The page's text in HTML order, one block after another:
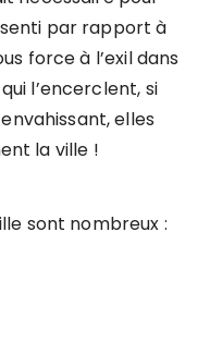
par rapport à
force à l’exil dans
l’encerclent, si
elles
la ville !
sont nombreux :